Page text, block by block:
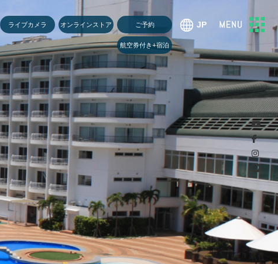
ライブカメラ オンラインストア ご予約
航空券付き+宿泊
MENU